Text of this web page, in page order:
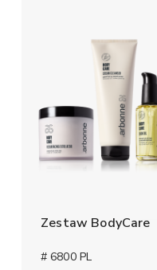
Zestaw BodyCare
# 6800 PL